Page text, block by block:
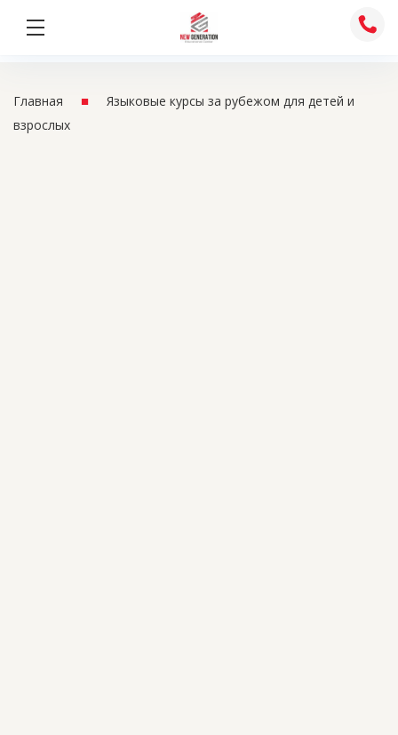
содержимому
Главная ■
Языковые курсы за рубежом для детей и
взрослых